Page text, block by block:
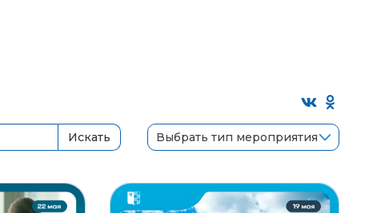
Искать Выбрать тип мероприятия